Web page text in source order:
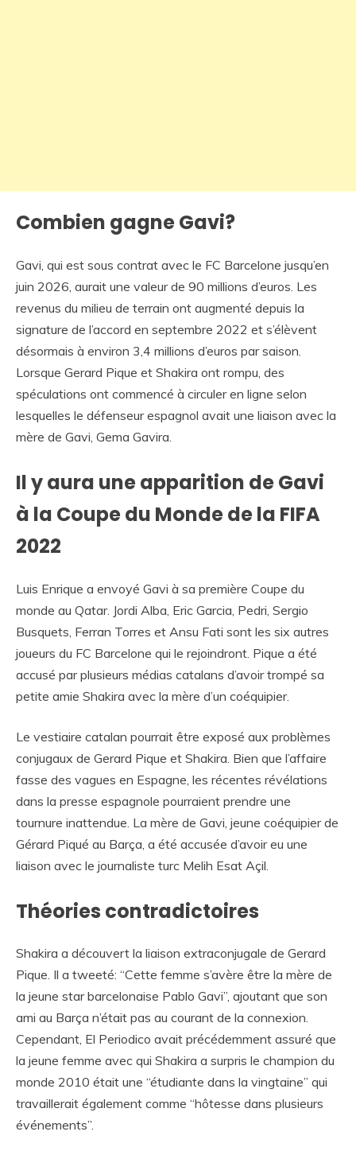
Combien gagne Gavi?
Gavi, qui est sous contrat avec le FC Barcelone jusqu’en
juin 2026, aurait une valeur de 90 millions d’euros. Les
revenus du milieu de terrain ont augmenté depuis la
signature de l’accord en septembre 2022 et s’élèvent
désormais à environ 3,4 millions d’euros par saison.
Lorsque Gerard Pique et Shakira ont rompu, des
spéculations ont commencé à circuler en ligne selon
lesquelles le défenseur espagnol avait une liaison avec la
mère de Gavi, Gema Gavira.
Il y aura une apparition de Gavi
à la Coupe du Monde de la FIFA
2022
Luis Enrique a envoyé Gavi à sa première Coupe du
monde au Qatar. Jordi Alba, Eric Garcia, Pedri, Sergio
Busquets, Ferran Torres et Ansu Fati sont les six autres
joueurs du FC Barcelone qui le rejoindront. Pique a été
accusé par plusieurs médias catalans d’avoir trompé sa
petite amie Shakira avec la mère d’un coéquipier.
Le vestiaire catalan pourrait être exposé aux problèmes
conjugaux de Gerard Pique et Shakira. Bien que l’affaire
fasse des vagues en Espagne, les récentes révélations
dans la presse espagnole pourraient prendre une
tournure inattendue. La mère de Gavi, jeune coéquipier de
Gérard Piqué au Barça, a été accusée d’avoir eu une
liaison avec le journaliste turc Melih Esat Açil.
Théories contradictoires
Shakira a découvert la liaison extraconjugale de Gerard
Pique. Il a tweeté: “Cette femme s’avère être la mère de
la jeune star barcelonaise Pablo Gavi”, ajoutant que son
ami au Barça n’était pas au courant de la connexion.
Cependant, El Periodico avait précédemment assuré que
la jeune femme avec qui Shakira a surpris le champion du
monde 2010 était une “étudiante dans la vingtaine” qui
travaillerait également comme “hôtesse dans plusieurs
événements”.